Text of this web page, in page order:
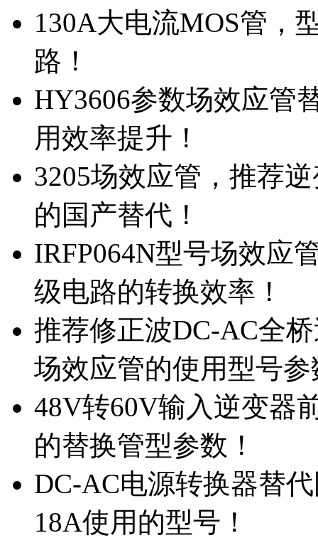
130A大电流MOS管，
路！
HY3606参数场效应管
用效率提升！
3205场效应管，推荐
的国产替代！
IRFP064N型号场效应
级电路的转换效率！
推荐修正波DC-AC全
场效应管的使用型号参
48V转60V输入逆变器
的替换管型参数！
DC-AC电源转换器替
18A使用的型号！